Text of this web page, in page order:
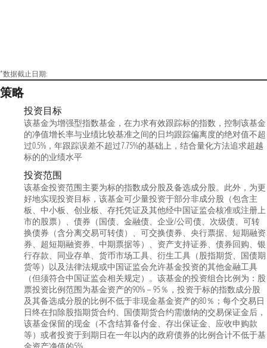
*数据截止日期:
策略
投资目标
该基金为增强型指数基金，在力求有效跟踪标的指数，控制该基金
的净值增长率与业绩比较基准之间的日均跟踪偏离度的绝对值不超
过0.5%，年跟踪误差不超过7.75%的基础上，结合量化方法追求超越
标的的业绩水平
投资范围
该基金投资范围主要为标的指数成分股及备选成分股。此外，为更
好地实现投资目标，该基金可少量投资于部分非成分股（包含主
板、中小板、创业板、存托凭证及其他经中国证监会核准或注册上
市的股票）、债券（国债、金融债、企业/公司债、次级债、可转
换债券（含分离交易可转债）、可交换债券、央行票据、短期融资
券、超短期融资券、中期票据等）、资产支持证券、债券回购、银
行存款、同业存单、货币市场工具、衍生工具（股指期货、国债期
货等）以及法律法规或中国证监会允许基金投资的其他金融工具
（但须符合中国证监会相关规定）。该基金的投资组合比例为：股
票投资比例范围为基金资产的90%－95％，投资于标的指数成分股
及其备选成分股的比例不低于非现金基金资产的80％；每个交易日
日终在扣除股指期货合约、国债期货合约需缴纳的交易保证金后，
该基金保留的现金（不含结算备付金、存出保证金、应收申购款
等）或者投资于到期日在一年以内的政府债券的比例合计不低于基